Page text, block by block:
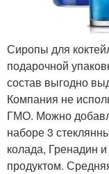
Сиропы для
подарочной
состав выгодно
Компания не
ГМО. Можно
наборе 3
колада, Гренадин
продуктом.